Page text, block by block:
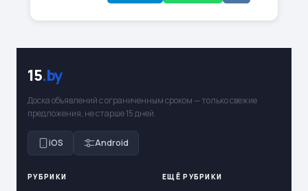
15.by
Доска объявлений с ограниченным сроком — только свежие
предложения, не старше 15 дней.
iOS Android
РУБРИКИ ЕЩЁ РУБРИКИ